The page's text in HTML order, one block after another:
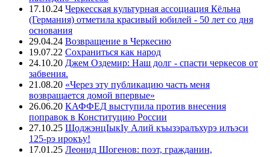
17.10.24 Черкесская культурная ассоциация Кёльна
(Германия) отметила красивый юбилей - 50 лет со дня
основания
29.04.24 Возвращение в Черкесию
19.07.22 Сохраниться как народ
24.10.20 Джем Оздемир: Наш долг - спасти черкесов от
забвения.
21.08.20 «Через эту публикацию часть меня
возвращается домой впервые»
26.06.20 КАФФЕД выступила против внесения
поправок в Конституцию России
27.10.25 ЩоджэнцIыкIу Алий къызэралъхурэ илъэси
125-рэ ирокъу!
17.01.25 Леонид Шогенов: поэт, гражданин,